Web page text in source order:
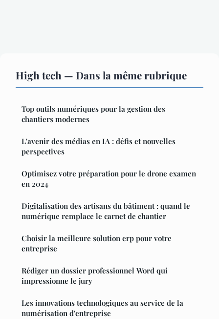
High tech — Dans la même rubrique
Top outils numériques pour la gestion des
chantiers modernes
L'avenir des médias en IA : défis et nouvelles
perspectives
Optimisez votre préparation pour le drone examen
en 2024
Digitalisation des artisans du bâtiment : quand le
numérique remplace le carnet de chantier
Choisir la meilleure solution erp pour votre
entreprise
Rédiger un dossier professionnel Word qui
impressionne le jury
Les innovations technologiques au service de la
numérisation d'entreprise